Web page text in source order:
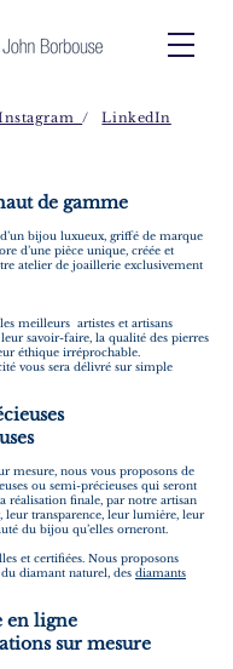
/LinkedIn
de gamme
bijou luxueux, griffé de marque
d’une pièce unique, créée et
atelier de joaillerie exclusivement
meilleurs artistes et artisans
savoir-faire, la qualité des pierres
éthique irréprochable.
vous sera délivré sur simple
mesure, nous vous proposons de
ou semi-précieuses qui seront
réalisation finale, par notre artisan
leur transparence, leur lumière, leur
du bijou qu’elles orneront.
et certifiées. Nous proposons
diamant naturel, des diamants
en ligne
sur mesure